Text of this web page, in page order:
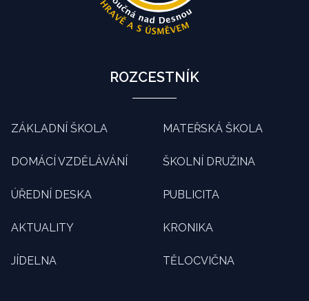
ROZCESTNÍK
ZÁKLADNÍ ŠKOLA MATEŘSKÁ ŠKOLA
DOMÁCÍ VZDĚLÁVÁNÍ ŠKOLNÍ DRUŽINA
ÚŘEDNÍ DESKA PUBLICITA
AKTUALITY KRONIKA
JÍDELNA TĚLOCVIČNA